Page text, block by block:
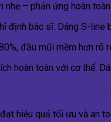
– phản ứng hoàn
định bác sĩ. Dáng S-
đầu mũi mềm hơn rõ
hoàn toàn với cơ thể.
hiệu quả tối ưu và an